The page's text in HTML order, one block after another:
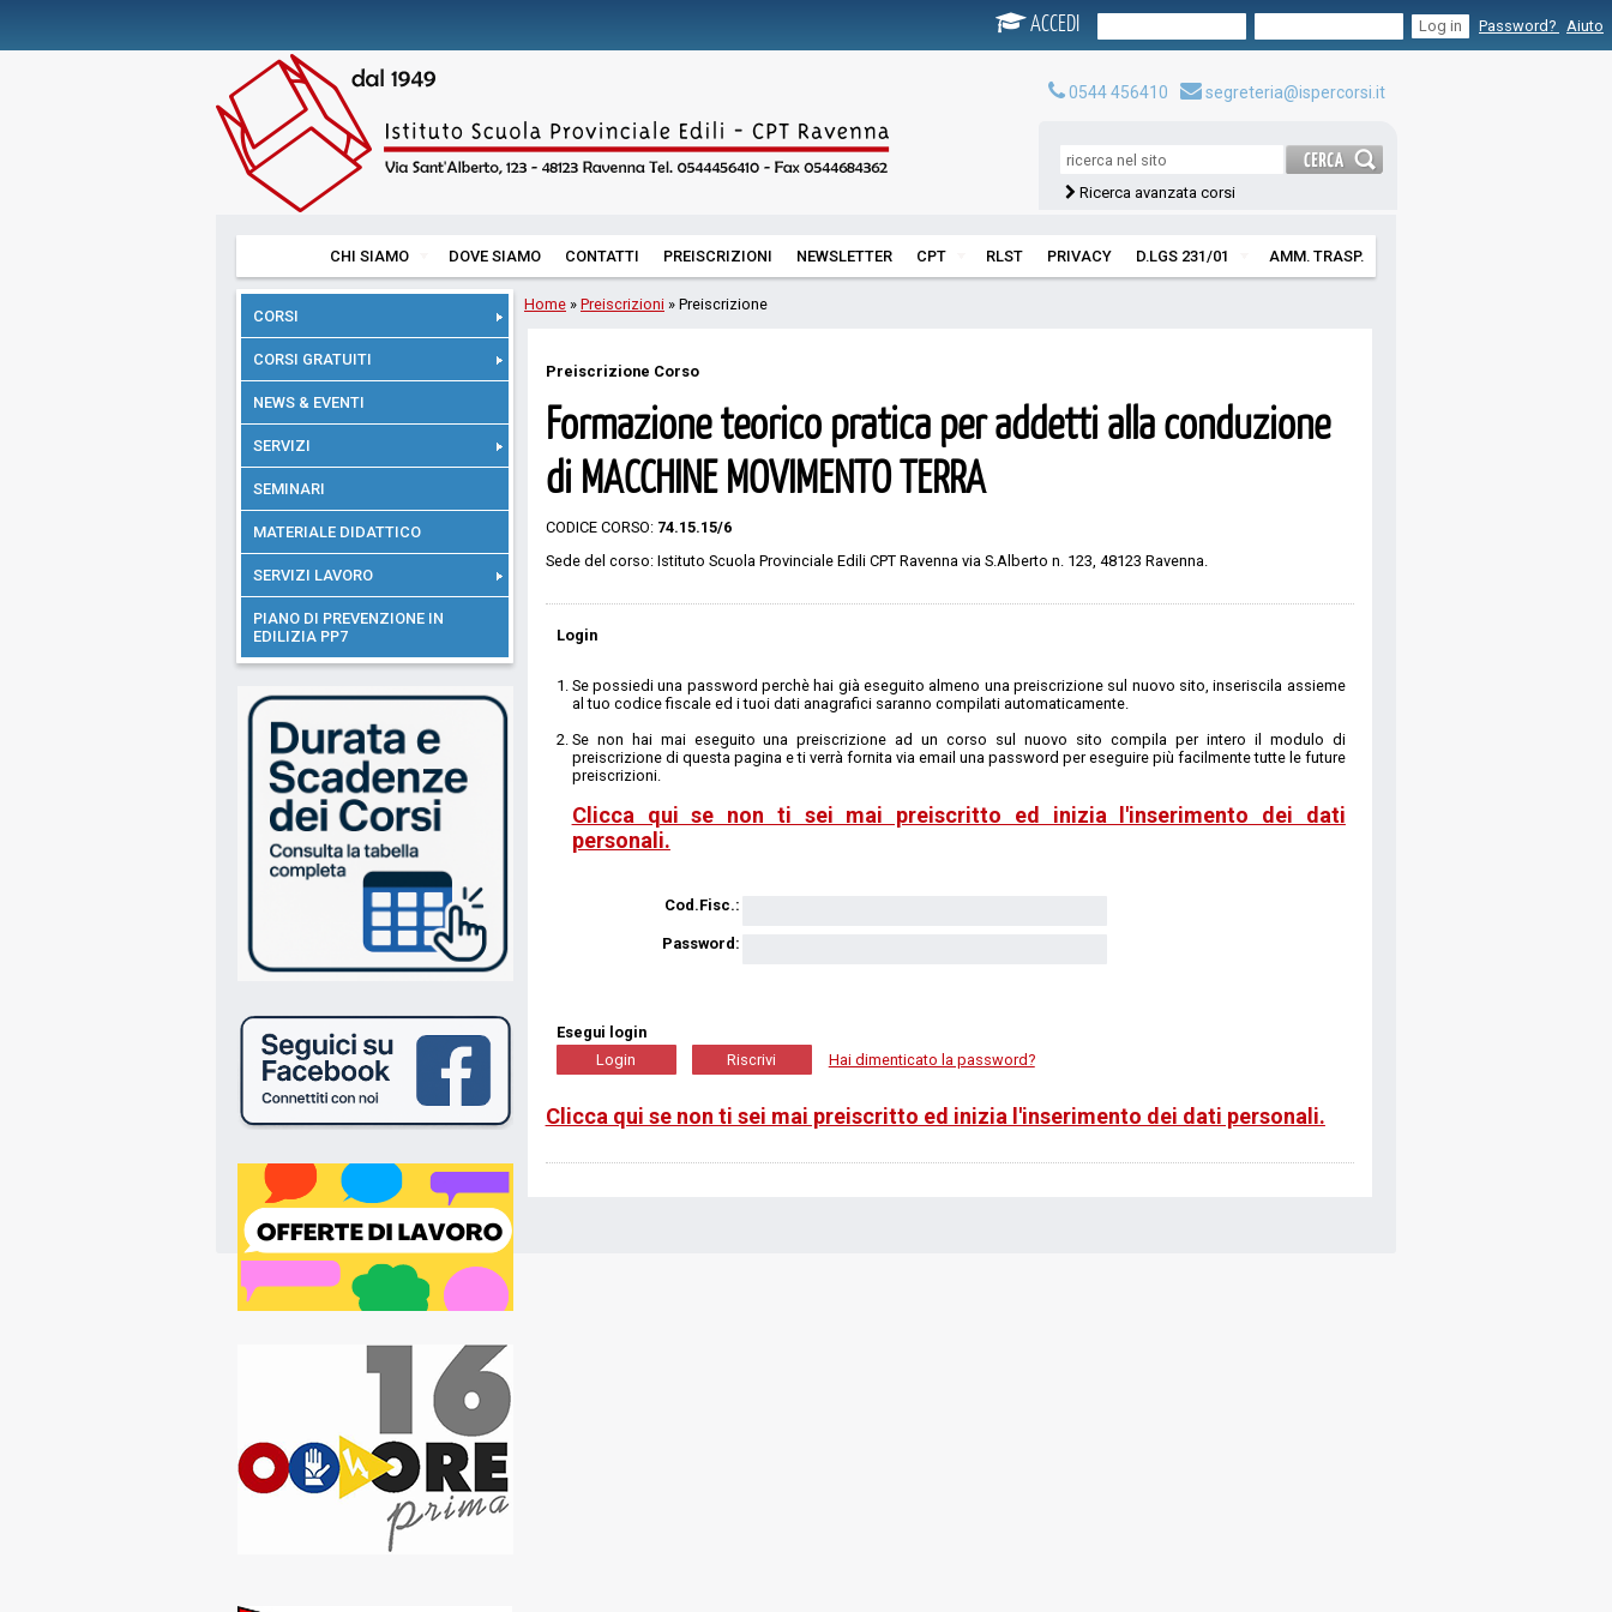
ACCEDI Password? Aiuto
0544 456410 segreteria@ispercorsi.it
Ricerca avanzata corsi
CHI SIAMO DOVE SIAMO CONTATTI PREISCRIZIONI NEWSLETTER CPT RLST PRIVACY D.LGS 231/01 AMM. TRASP.
CORSI
CORSI GRATUITI
NEWS & EVENTI
SERVIZI
SEMINARI
MATERIALE DIDATTICO
SERVIZI LAVORO
PIANO DI PREVENZIONE IN
EDILIZIA PP7
Home » Preiscrizioni » Preiscrizione
Preiscrizione Corso
Formazione teorico pratica per addetti alla conduzione
di MACCHINE MOVIMENTO TERRA
CODICE CORSO: 74.15.15/6
Sede del corso: Istituto Scuola Provinciale Edili CPT Ravenna via S.Alberto n. 123, 48123 Ravenna.
Login
Se possiedi una password perchè hai già eseguito almeno una preiscrizione sul nuovo sito, inseriscila assieme
al tuo codice fiscale ed i tuoi dati anagrafici saranno compilati automaticamente.
Se non hai mai eseguito una preiscrizione ad un corso sul nuovo sito compila per intero il modulo di
preiscrizione di questa pagina e ti verrà fornita via email una password per eseguire più facilmente tutte le future
preiscrizioni.
Clicca qui se non ti sei mai preiscritto ed inizia l'inserimento dei dati
personali.
Cod.Fisc.:
Password:
Esegui login
Hai dimenticato la password?
Clicca qui se non ti sei mai preiscritto ed inizia l'inserimento dei dati personali.